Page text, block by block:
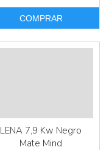
COMPRAR
LENA 7,9 Kw Negro
Mate Mind